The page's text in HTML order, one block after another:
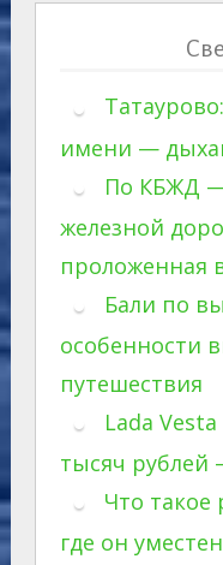
имени —
По КБЖД —
железной
проложенная
Бали по
особенности
путешествия
Lada
тысяч рублей
Что такое
где он уместен